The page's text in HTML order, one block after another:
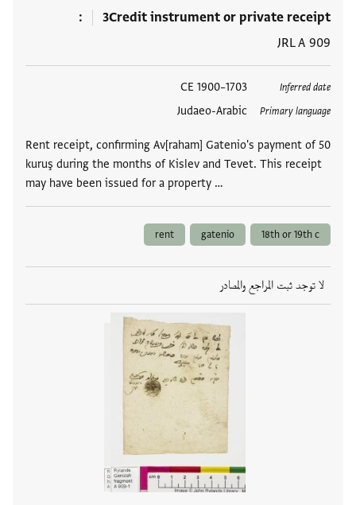
3Credit instrument or private receipt
JRL A 909
Inferred date
1703–1900 CE
Primary language
Judaeo-Arabic
Rent receipt, confirming Av[raham] Gatenio's payment of 50
kuruş during the months of Kislev and Tevet. This receipt
may have been issued for a property …
العلامات
18th or 19th c
gatenio
rent
لا توجد ثبت المراجع والمصادر